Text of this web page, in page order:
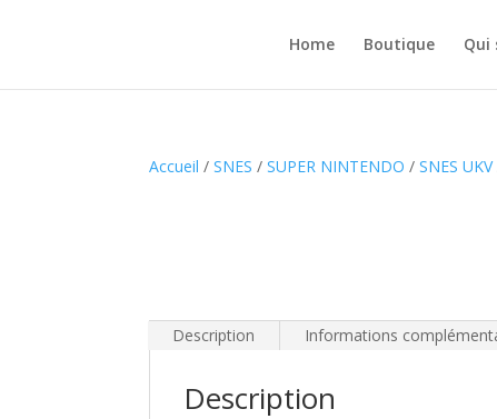
Home Boutique Qui
Accueil /SNES /SUPER NINTENDO /SNES UKV
Description Informations
Description